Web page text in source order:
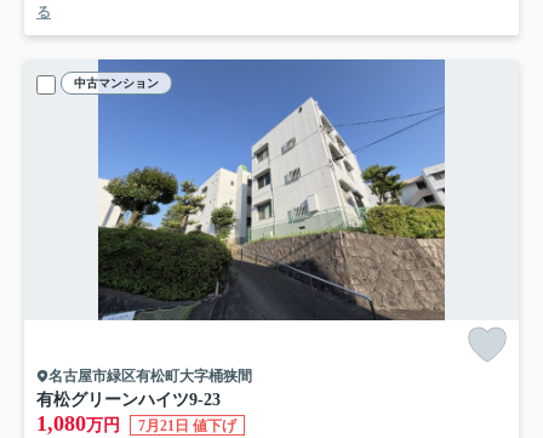
る
中古マンション
名古屋市緑区有松町大字桶狭間
有松グリーンハイツ9-23
1,080万円 7月21日 値下げ